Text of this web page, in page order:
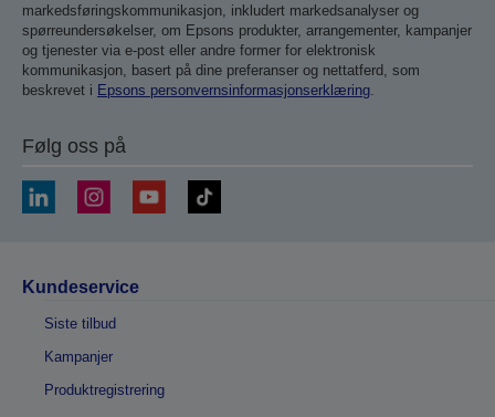
markedsføringskommunikasjon, inkludert markedsanalyser og
spørreundersøkelser, om Epsons produkter, arrangementer, kampanjer
og tjenester via e-post eller andre former for elektronisk
kommunikasjon, basert på dine preferanser og nettatferd, som
beskrevet i Epsons personvernsinformasjonserklæring
Følg oss på
Kundeservice
Siste tilbud
Kampanjer
Produktregistrering